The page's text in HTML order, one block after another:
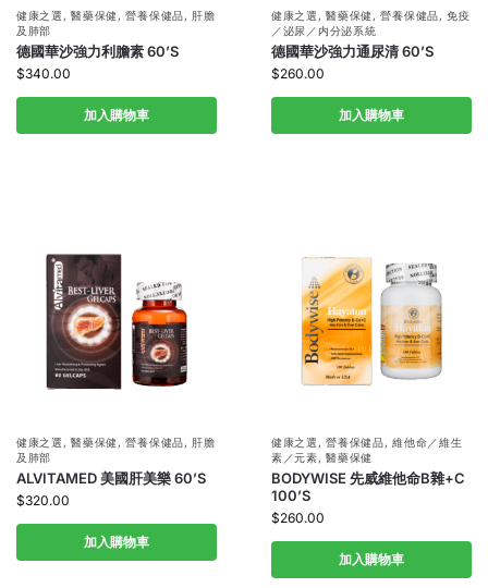
健康之選 ,醫藥保健,營養保健品, 肝膽
及肺部
德國華沙強力利膽素 60’S
$340.00
加入購物車
健康之選 ,醫藥保健,營養保健品,免疫
／泌尿／内分泌系統
德國華沙強力通尿清 60’S
$260.00
加入購物車
健康之選 ,醫藥保健,營養保健品, 肝膽
及肺部
ALVITAMED 美國肝美樂 60’S
$320.00
加入購物車
健康之選 ,營養保健品,維他命／維生
素／元素,醫藥保健
BODYWISE 先威維他命B雜+C
100’S
$260.00
加入購物車